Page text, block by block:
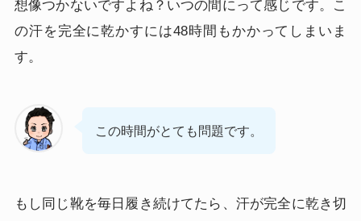
想像つかないですよね？いつの間にって感じです。こ
の汗を完全に乾かすには48時間もかかってしまいま
す。
この時間がとても問題です。
もし同じ靴を毎日履き続けてたら、汗が完全に乾き切